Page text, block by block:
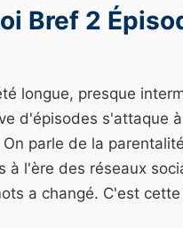
Bref 2
longue, presque
d'épisodes s'attaque
parle de la
à l'ère des réseaux
a changé. C'est